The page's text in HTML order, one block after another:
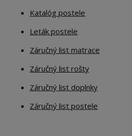
Katalóg postele
Leták postele
Záručný list matrace
Záručný list rošty
Záručný list doplnky
Záručný list postele